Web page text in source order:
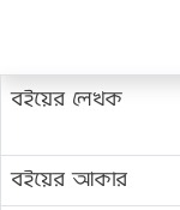
বইয়ের লেখক
বইয়ের আকার